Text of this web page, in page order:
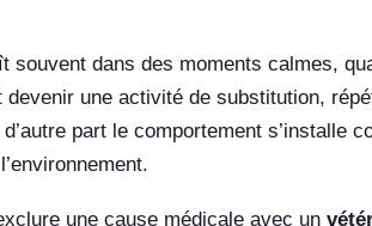
dans des moments calmes,
une activité de substitution,
part le comportement s’installe
une cause médicale avec un